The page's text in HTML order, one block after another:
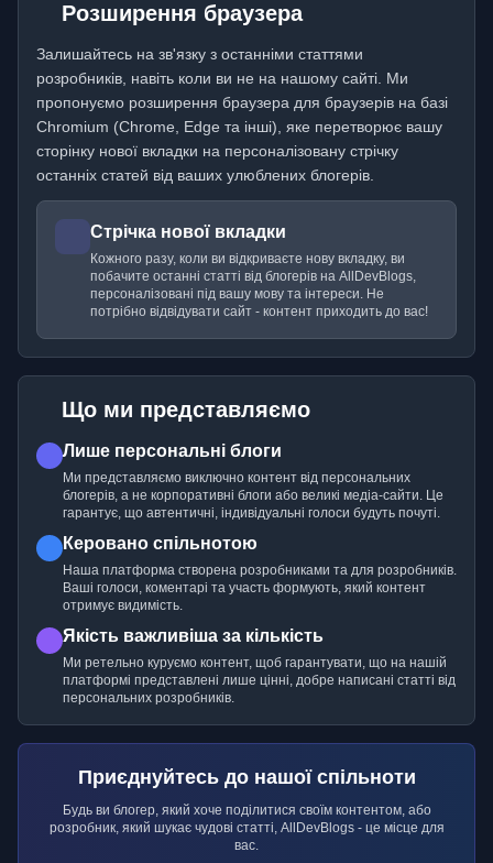
Розширення браузера
Залишайтесь на зв'язку з останніми статтями
розробників, навіть коли ви не на нашому сайті. Ми
пропонуємо розширення браузера для браузерів на базі
Chromium (Chrome, Edge та інші), яке перетворює вашу
сторінку нової вкладки на персоналізовану стрічку
останніх статей від ваших улюблених блогерів.
Стрічка нової вкладки
Кожного разу, коли ви відкриваєте нову вкладку, ви
побачите останні статті від блогерів на AllDevBlogs,
персоналізовані під вашу мову та інтереси. Не
потрібно відвідувати сайт - контент приходить до вас!
Що ми представляємо
Лише персональні блоги
Ми представляємо виключно контент від персональних
блогерів, а не корпоративні блоги або великі медіа-сайти. Це
гарантує, що автентичні, індивідуальні голоси будуть почуті.
Керовано спільнотою
Наша платформа створена розробниками та для розробників.
Ваші голоси, коментарі та участь формують, який контент
отримує видимість.
Якість важливіша за кількість
Ми ретельно куруємо контент, щоб гарантувати, що на нашій
платформі представлені лише цінні, добре написані статті від
персональних розробників.
Приєднуйтесь до нашої спільноти
Будь ви блогер, який хоче поділитися своїм контентом, або
розробник, який шукає чудові статті, AllDevBlogs - це місце для
вас.